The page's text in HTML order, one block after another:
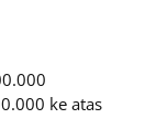
ke atas